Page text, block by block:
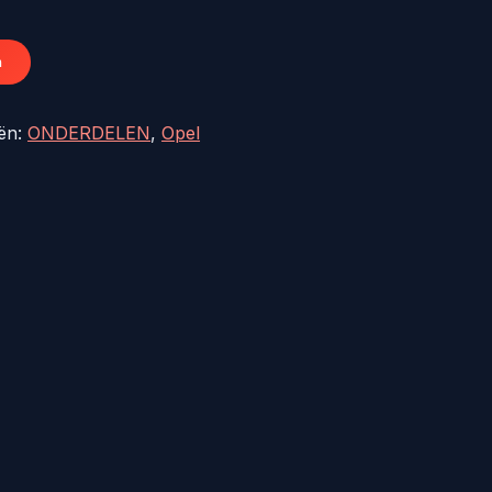
ONDERDELEN,Opel